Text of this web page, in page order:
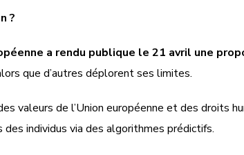
?
a rendu publique le 21 avril une
que d’autres déplorent ses limites.
valeurs de l’Union européenne et des droits
individus via des algorithmes prédictifs.